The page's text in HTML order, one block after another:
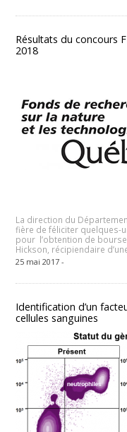
Résultats du concours
2018
La direction du
fière de féliciter quelques-
pour l’obtention de
Hickson, récipiendaire
25 mai 2017 -
Identification d’un
cellules sanguines